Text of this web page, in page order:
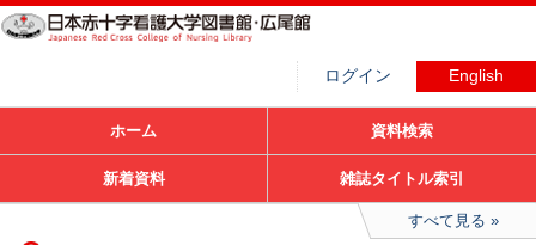
ログイン English
ホーム 資料検索
新着資料 雑誌タイトル索引
すべて見る